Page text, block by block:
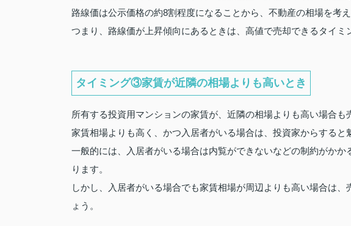
路線価は公示価格の約8割程度になることから、不動産の相場を考
つまり、路線価が上昇傾向にあるときは、高値で売却できるタイミ
タイミング③家賃が近隣の相場よりも高いとき
所有する投資用マンションの家賃が、近隣の相場よりも高い場合も
家賃相場よりも高く、かつ入居者がいる場合は、投資家からすると
一般的には、入居者がいる場合は内覧ができないなどの制約がか
ります。
しかし、入居者がいる場合でも家賃相場が周辺よりも高い場合は
ょう。